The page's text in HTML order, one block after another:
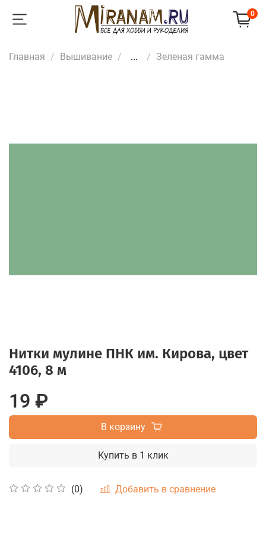
0
Главная Вышивание ... Зеленая гамма
Нитки мулине ПНК им. Кирова, цвет
4106, 8 м
(0) Добавить в сравнение
19 ₽
В корзину
Купить в 1 клик